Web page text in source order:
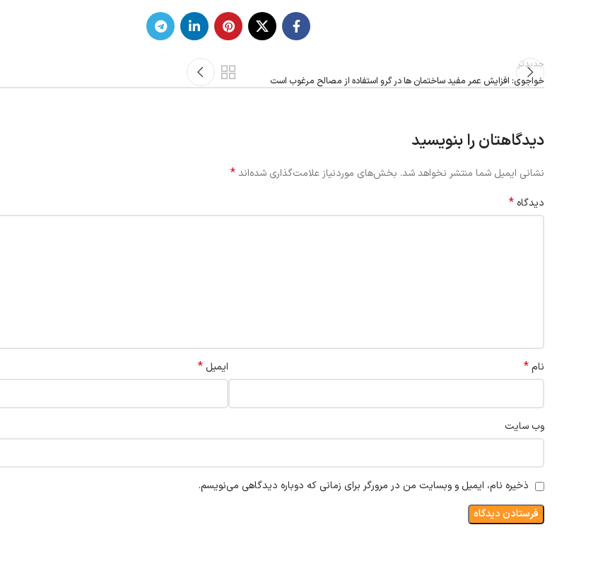
جدیدتر
خواجوی: افزایش عمر مفید ساختمان ها در گرو استفاده از مصالح مرغوب است
دیدگاهتان را بنویسید
نشانی ایمیل شما منتشر نخواهد شد. بخش‌های موردنیاز علامت‌گذاری شده‌اند*
دیدگاه *
نام* ایمیل *
وب‌ سایت
ذخیره نام، ایمیل و وبسایت من در مرورگر برای زمانی که دوباره دیدگاهی می‌نویسم.